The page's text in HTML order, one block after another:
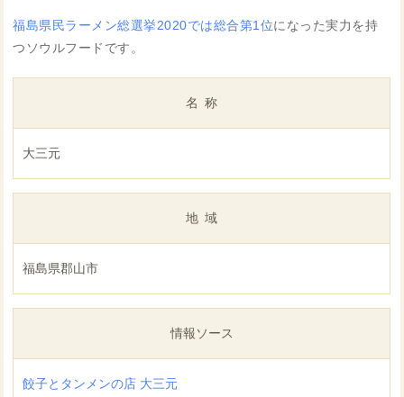
福島県民ラーメン総選挙2020では総合第1位になった実力を持
つソウルフードです。
名称
大三元
地域
福島県郡山市
情報ソース
餃子とタンメンの店 大三元